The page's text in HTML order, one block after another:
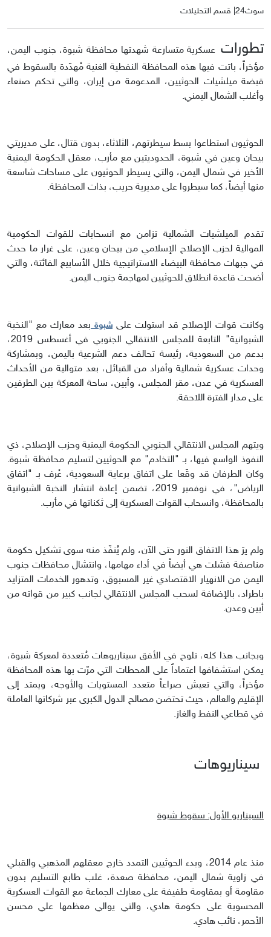
سوث24| قسم التحليلات
تطورات عسكرية متسارعة شهدتها محافظة شبوة، جنوب اليمن،
مؤخراً، باتت فيها هذه المحافظة النفطية الغنية مُهدّدة بالسقوط في
قبضة ميلشيات الحوثيين، المدعومة من إيران، والتي تحكم صنعاء
وأغلب الشمال اليمني.
الحوثيون استطاعوا بسط سيطرتهم، الثلاثاء، بدون قتال، على مديريتي
بيحان وعين في شبوة، الحدوديتين مع مأرب، معقل الحكومة اليمنية
الأخير في شمال اليمن، والتي يسيطر الحوثيون على مساحات شاسعة
منها أيضاً، كما سيطروا على مديرية حريب، بذات المحافظة.
تقدم الميلشيات الشمالية تزامن مع انسحابات للقوات الحكومية
الموالية لحزب الإصلاح الإسلامي من بيحان وعين، على غرار ما حدث
في جبهات محافظة البيضاء الاستراتيجية خلال الأسابيع الفائتة، والتي
أضحت قاعدة انطلاق للحوثيين لمهاجمة جنوب اليمن.
وكانت قوات الإصلاح قد استولت على شبوة بعد معارك مع "النخبة
الشبوانية" التابعة للمجلس الانتقالي الجنوبي في أغسطس 2019،
بدعم من السعودية، رئيسة تحالف دعم الشرعية باليمن، وبمشاركة
وحدات عسكرية شمالية وأفراد من القبائل، بعد متوالية من الأحداث
العسكرية في عدن، مقر المجلس، وأبين، ساحة المعركة بين الطرفين
على مدار الفترة اللاحقة.
ويتهم المجلس الانتقالي الجنوبي الحكومة اليمنية وحزب الإصلاح، ذي
النفوذ الواسع فيها، بـ "التخادم" مع الحوثيين لتسليم محافظة شبوة.
وكان الطرفان قد وقّعا على اتفاق برعاية السعودية، عُرف بـ "اتفاق
الرياض"، في نوفمبر 2019، تضمن إعادة انتشار النخبة الشبوانية
بالمحافظة، وانسحاب القوات العسكرية إلى ثكناتها في مأرب.
ولم يرَ هذا الاتفاق النور حتى الآن، ولم يُنفّذ منه سوى تشكيل حكومة
مناصفة فشلت هي أيضاً في أداء مهامها، وانتشال محافظات جنوب
اليمن من الانهيار الاقتصادي غير المسبوق، وتدهور الخدمات المتزايد
باطراد، بالإضافة لسحب المجلس الانتقالي لجانب كبير من قواته من
أبين وعدن.
وبجانب هذا كله، تلوح في الأفق سيناريوهات مُتعددة لمعركة شبوة،
يمكن استشفافها اعتماداً على المحطات التي مرّت بها هذه المحافظة
مؤخراً، والتي تعيش صراعاً متعدد المستويات والأوجه، ويمتد إلى
الإقليم والعالم، حيث تحتضن مصالح الدول الكبرى عبر شركاتها العاملة
في قطاعي النفط والغاز.
سيناريوهات
السيناريو الأول: سقوط شبوة
منذ عام 2014، وبدء الحوثيين التمدد خارج معقلهم المذهبي والقبلي
في زاوية شمال اليمن، محافظة صعدة، غلب طابع التسليم بدون
مقاومة أو بمقاومة طفيفة على معارك الجماعة مع القوات العسكرية
المحسوبة على حكومة هادي، والتي يوالي معظمها علي محسن
الأحمر، نائب هادي.